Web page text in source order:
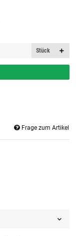
Stück
Frage zum Artikel